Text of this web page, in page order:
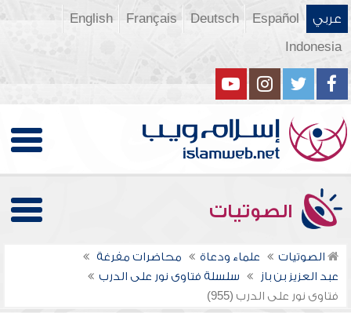
عربي Español
Deutsch
Français
English
Indonesia
الصوتيات
الصوتيات علماء ودعاة
محاضرات مفرغة
عبد العزيز بن باز
سلسلة فتاوى نور على الدرب
فتاوى نور على الدرب (955)